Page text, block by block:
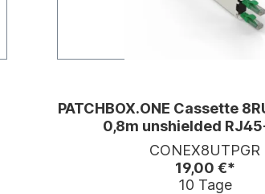
PATCHBOX.ONE Cassette
0,8m unshielded
CONEX8UTPGR
19,00 €*
10 Tage